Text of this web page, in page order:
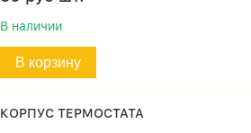
В наличии
В корзину
КОРПУС ТЕРМОСТАТА